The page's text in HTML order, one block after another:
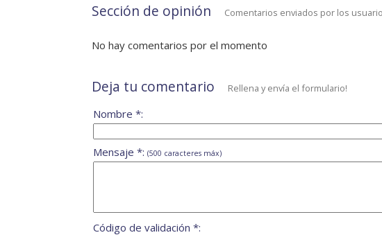
Sección de opinión Comentarios enviados por los
No hay comentarios por el momento
Deja tu comentario Rellena y envía el formulario!
Nombre *:
Mensaje *: (500 caracteres máx)
Código de validación *: